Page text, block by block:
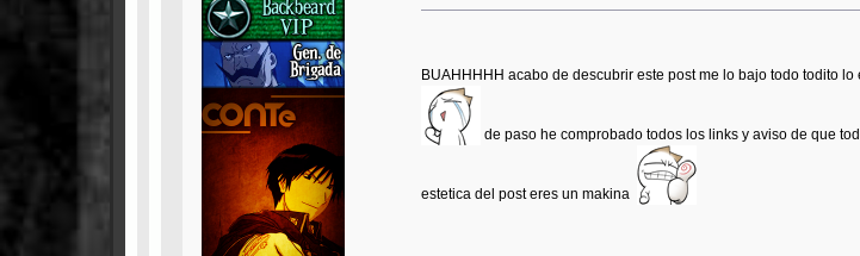
BUAHHHHH acabo de descubrir este post me lo bajo todo todito
de paso he comprobado todos los links y aviso de que
estetica del post eres un makina